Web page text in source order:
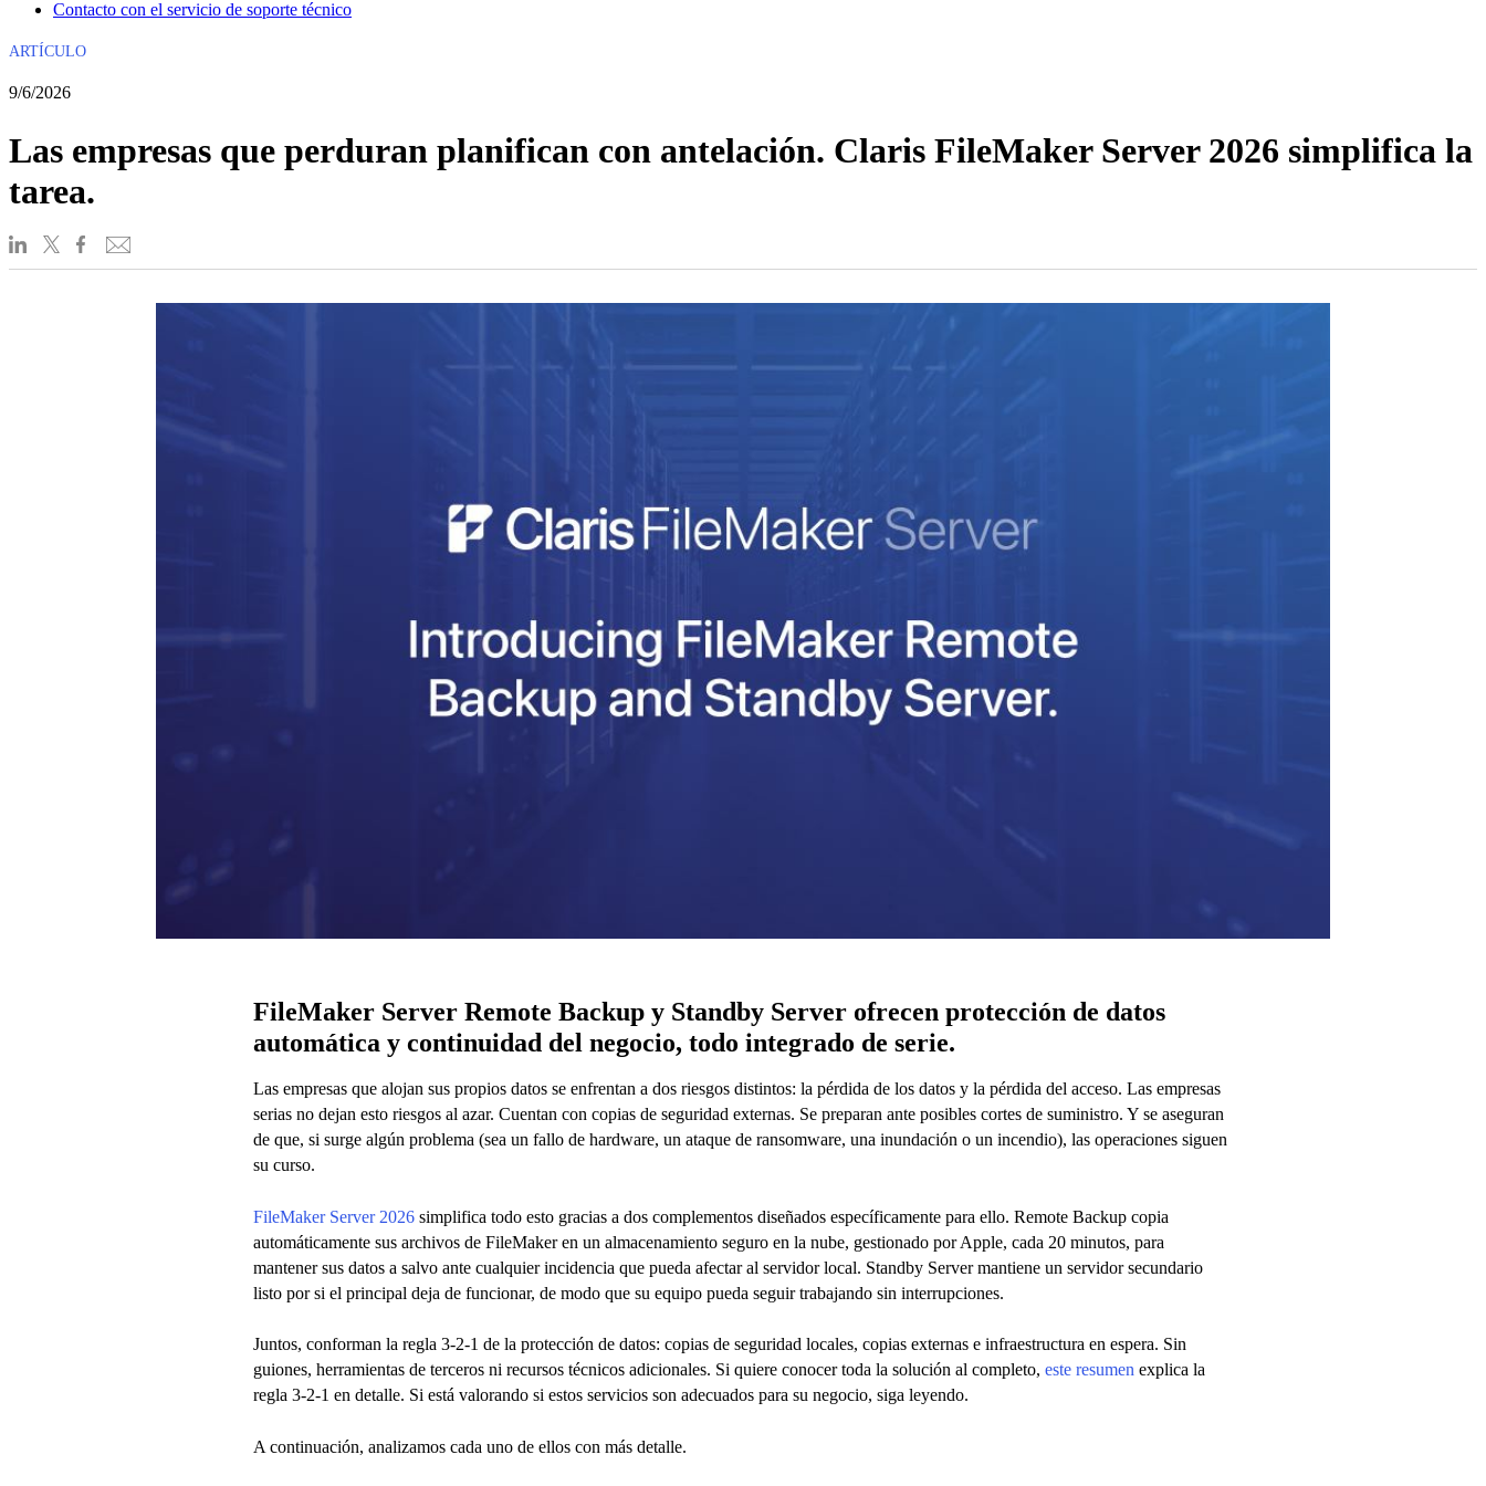
Contacto con el servicio de soporte técnico
ARTÍCULO
9/6/2026
Las empresas que perduran planifican con antelación. Claris FileMaker Server 2026 simplifica la
tarea.
FileMaker Server Remote Backup y Standby Server ofrecen protección de datos
automática y continuidad del negocio, todo integrado de serie.
Las empresas que alojan sus propios datos se enfrentan a dos riesgos distintos: la pérdida de los datos y la pérdida del acceso. Las empresas
serias no dejan esto riesgos al azar. Cuentan con copias de seguridad externas. Se preparan ante posibles cortes de suministro. Y se aseguran
de que, si surge algún problema (sea un fallo de hardware, un ataque de ransomware, una inundación o un incendio), las operaciones siguen
su curso.
FileMaker Server 2026 simplifica todo esto gracias a dos complementos diseñados específicamente para ello. Remote Backup copia
automáticamente sus archivos de FileMaker en un almacenamiento seguro en la nube, gestionado por Apple, cada 20 minutos, para
mantener sus datos a salvo ante cualquier incidencia que pueda afectar al servidor local. Standby Server mantiene un servidor secundario
listo por si el principal deja de funcionar, de modo que su equipo pueda seguir trabajando sin interrupciones.
Juntos, conforman la regla 3-2-1 de la protección de datos: copias de seguridad locales, copias externas e infraestructura en espera. Sin
guiones, herramientas de terceros ni recursos técnicos adicionales. Si quiere conocer toda la solución al completo,este resumen explica la
regla 3-2-1 en detalle. Si está valorando si estos servicios son adecuados para su negocio, siga leyendo.
A continuación, analizamos cada uno de ellos con más detalle.